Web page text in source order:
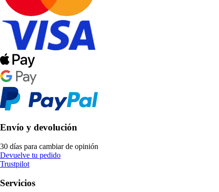
Envío y devolución
30 días para cambiar de opinión
Devuelve tu pedido
Trustpilot
Servicios